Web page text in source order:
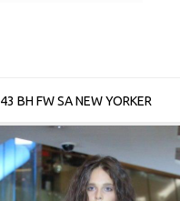
43 BH FW SA NEW YORKER